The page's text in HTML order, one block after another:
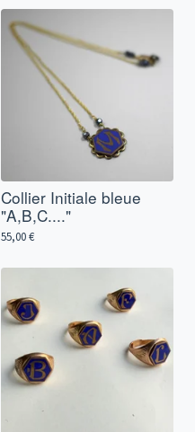
Collier Initiale bleue
"A,B,C...."
55,00€